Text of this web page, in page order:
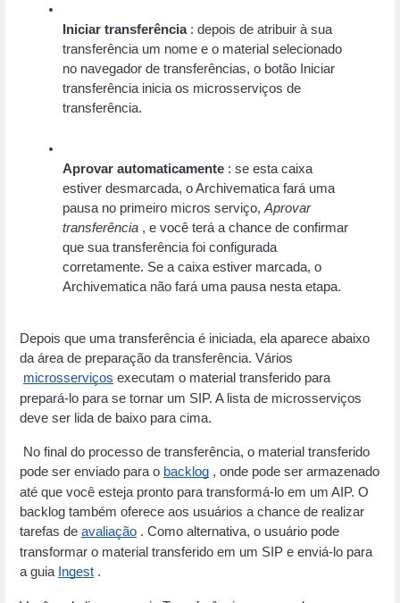
Iniciar transferência : depois de atribuir à sua
transferência um nome e o material selecionado
no navegador de transferências, o botão Iniciar
transferência inicia os microsserviços de
transferência.
Aprovar automaticamente : se esta caixa
estiver desmarcada, o Archivematica fará uma
pausa no primeiro micros serviço, Aprovar
transferência , e você terá a chance de confirmar
que sua transferência foi configurada
corretamente. Se a caixa estiver marcada, o
Archivematica não fará uma pausa nesta etapa.
Depois que uma transferência é iniciada, ela aparece abaixo
da área de preparação da transferência. Vários
microsserviços executam o material transferido para
prepará-lo para se tornar um SIP. A lista de microsserviços
deve ser lida de baixo para cima.
No final do processo de transferência, o material transferido
pode ser enviado para o backlog , onde pode ser armazenado
até que você esteja pronto para transformá-lo em um AIP. O
backlog também oferece aos usuários a chance de realizar
tarefas de avaliação . Como alternativa, o usuário pode
transformar o material transferido em um SIP e enviá-lo para
a guia Ingest .